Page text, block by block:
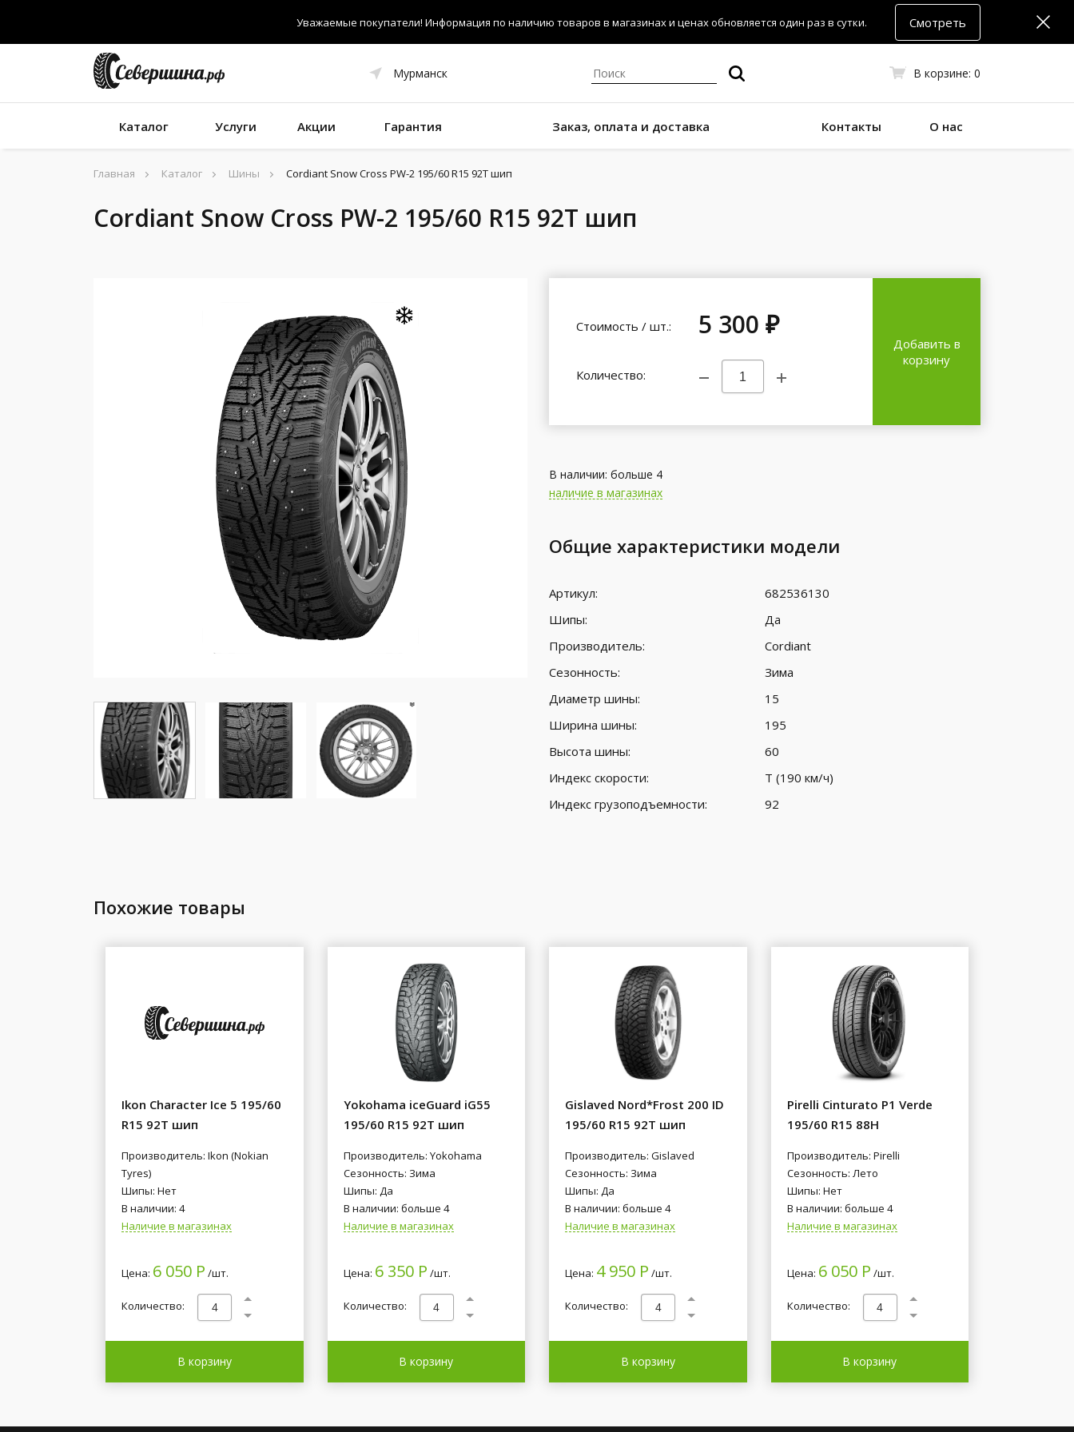
Уважаемые покупатели! Информация по наличию товаров в магазинах и ценах обновляется один раз в сутки. Смотреть
Мурманск В корзине: 0
Каталог Услуги Акции Гарантия Заказ, оплата и доставка Контакты О нас
Главная Каталог Шины Cordiant Snow Cross PW-2 195/60 R15 92T шип
Cordiant Snow Cross PW-2 195/60 R15 92T шип
Стоимость / шт.: 5 300 ₽
Количество:
Добавить в
корзину
В наличии: больше 4
наличие в магазинах
Общие характеристики модели
Артикул:
682536130
Шипы:
Да
Производитель:
Cordiant
Сезонность:
Зима
Диаметр шины:
15
Ширина шины:
195
Высота шины:
60
Индекс скорости:
T (190 км/ч)
Индекс грузоподъемности:
92
Похожие товары
Ikon Character Ice 5 195/60
R15 92T шип
Производитель: Ikon (Nokian
Tyres)
Шипы: Нет
В наличии: 4
Наличие в магазинах
Цена: 6 050 Р /шт.
Количество:
В корзину
Yokohama iceGuard iG55
195/60 R15 92T шип
Производитель: Yokohama
Сезонность: Зима
Шипы: Да
В наличии: больше 4
Наличие в магазинах
Цена: 6 350 Р /шт.
Количество:
В корзину
Gislaved Nord*Frost 200 ID
195/60 R15 92T шип
Производитель: Gislaved
Сезонность: Зима
Шипы: Да
В наличии: больше 4
Наличие в магазинах
Цена: 4 950 Р /шт.
Количество:
В корзину
Pirelli Cinturato P1 Verde
195/60 R15 88H
Производитель: Pirelli
Сезонность: Лето
Шипы: Нет
В наличии: больше 4
Наличие в магазинах
Цена: 6 050 Р /шт.
Количество:
В корзину